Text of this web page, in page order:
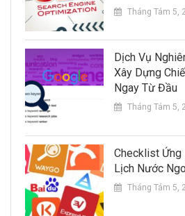
Tháng Tám 5,
Dịch Vụ
Xây Dựng
Ngay Từ Đầu
Tháng Tám 5,
Checklist Ứng
Lịch Nước
Tháng Tám 5,